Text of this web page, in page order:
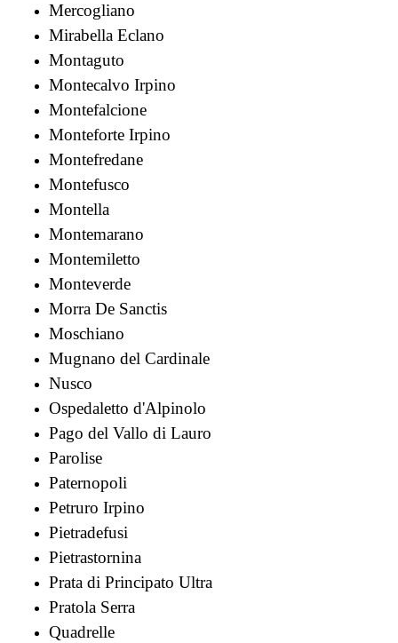
Mercogliano
Mirabella Eclano
Montaguto
Montecalvo Irpino
Montefalcione
Monteforte Irpino
Montefredane
Montefusco
Montella
Montemarano
Montemiletto
Monteverde
Morra De Sanctis
Moschiano
Mugnano del Cardinale
Nusco
Ospedaletto d'Alpinolo
Pago del Vallo di Lauro
Parolise
Paternopoli
Petruro Irpino
Pietradefusi
Pietrastornina
Prata di Principato Ultra
Pratola Serra
Quadrelle